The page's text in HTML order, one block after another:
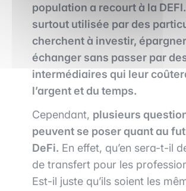
population a recourt à la DEFI.
surtout utilisée par des
cherchent à investir,
échanger sans passer par
intermédiaires qui leur
l’argent et du temps.
Cependant, plusieurs
peuvent se poser quant au
DeFi. En effet, qu’en sera-t-il
de transfert pour les
Est-il juste qu’ils soient les